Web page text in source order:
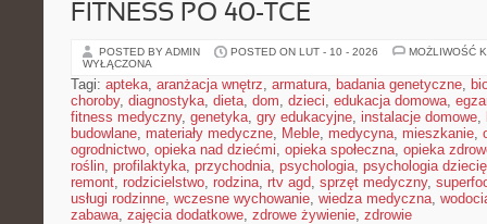
FITNESS PO 40-TCE
POSTED BY ADMIN POSTED ON LUT - 10 - 2026
MOŻLIWOŚĆ
WYŁĄCZONA
Tagi: apteka, aranżacja wnętrz, armatura, badania genetyczne,
choroby, diagnostyka, dieta, dom, dzieci, edukacja domowa,
fitness medyczny, genetyka, gry edukacyjne, instalacje domowe,
budowlane, materiały medyczne, Meble, medycyna, mieszkanie,
ogrodnictwo, opieka nad dziećmi, opieka społeczna, opieka
roślin, profilaktyka, przychodnia, psychologia, psychologia
remont, rodzicielstwo, rodzina, rtv agd, sprzęt medyczny,
usługi rodzinne, wczesne wychowanie, wiedza medyczna,
zabawa, zajęcia dodatkowe, zdrowe żywienie, zdrowie